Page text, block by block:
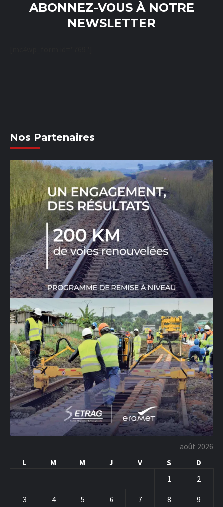
ABONNEZ-VOUS À NOTRE
NEWSLETTER
Nos Partenaires
août 2026
L
M M J V S
D
1
2
3 4 5 6 7 8 9